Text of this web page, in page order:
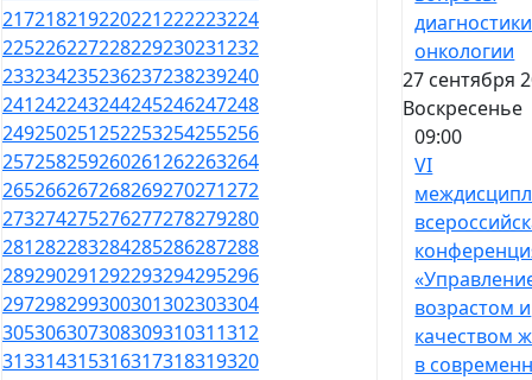
217218219220221222223224
225226227228229230231232
233234235236237238239240
241242243244245246247248
249250251252253254255256
257258259260261262263264
265266267268269270271272
273274275276277278279280
281282283284285286287288
289290291292293294295296
297298299300301302303304
305306307308309310311312
313314315316317318319320
онкологии
27 сентября
Воскресенье
09:00
VI
возрастом и
качеством
в